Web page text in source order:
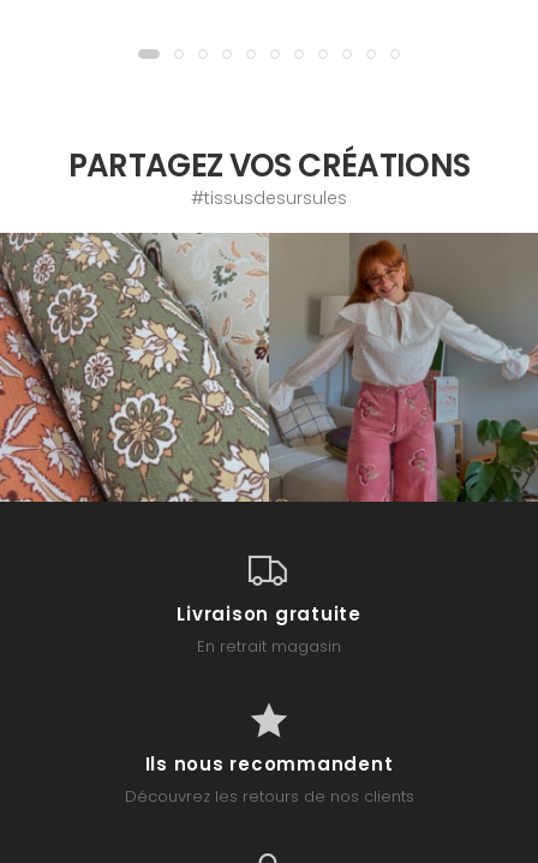
PARTAGEZ VOS CRÉATIONS
#tissusdesursules
Livraison gratuite
En retrait magasin
Ils nous recommandent
Découvrez les retours de nos clients